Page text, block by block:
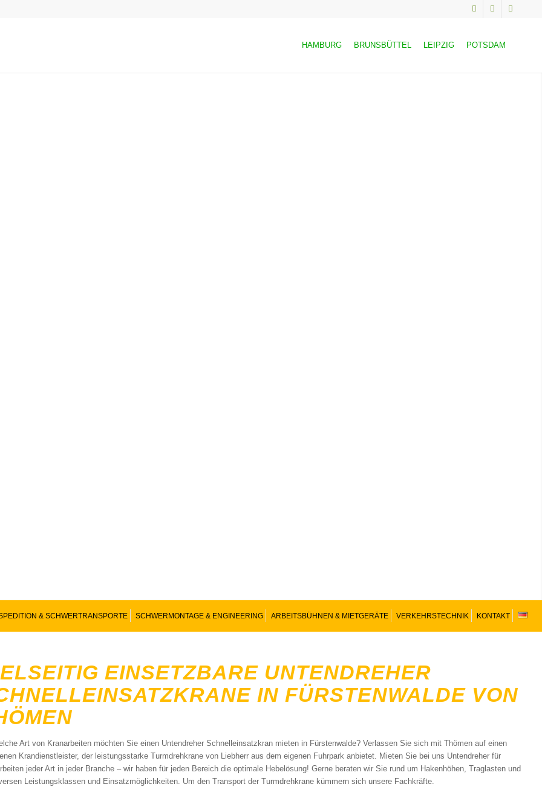
HAMBURG BRUNSBÜTTEL LEIPZIG POTSDAM
& SCHWERTRANSPORTE SCHWERMONTAGE & ENGINEERING ARBEITSBÜHNEN & MIETGERÄTE VERKEHRSTECHNIK KONTAKT
EINSETZBARE UNTENDREHER
IN FÜRSTENWALDE VON
Art von Kranarbeiten möchten Sie einen Untendreher Schnelleinsatzkran mieten in Fürstenwalde? Verlassen Sie sich mit Thömen auf einen
Krandienstleister, der leistungsstarke Turmdrehkrane von Liebherr aus dem eigenen Fuhrpark anbietet. Mieten Sie bei uns Untendreher für
jeder Art in jeder Branche – wir haben für jeden Bereich die optimale Hebelösung! Gerne beraten wir Sie rund um Hakenhöhen, Traglasten und
Leistungsklassen und Einsatzmöglichkeiten. Um den Transport der Turmdrehkrane kümmern sich unsere Fachkräfte.